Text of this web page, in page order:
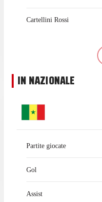
Cartellini Rossi
IN NAZIONALE
Partite giocate
Gol
Assist